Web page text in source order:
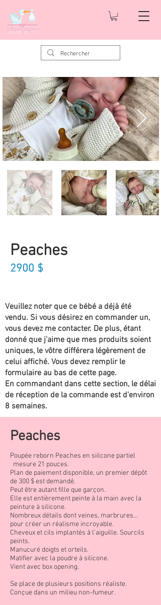
Peaches
2900 $
Veuillez noter que ce bébé a déjà été
vendu. Si vous désirez en commander un,
vous devez me contacter. De plus, étant
donné que j'aime que mes produits soient
uniques, le vôtre différera légèrement de
celui affiché. Vous devez remplir le
formulaire au bas de cette page.
En commandant dans cette section, le délai
de réception de la commande est d'environ
8 semaines.
Peaches
Poupée reborn Peaches en siilcone partiel
mesure 21 pouces.
Plan de paiement disponible, un premier dépôt
de 300 $ est demandé.
Peut être autant fille que garçon.
Elle est entièrement peinte à la main avec la
peinture à silicone.
Nombreux détails dont veines, marbrures…
pour créer un réalisme incroyable.
Cheveux et cils implantés à l’aiguille. Sourcils
peints.
Manucuré doigts et orteils.
Matifier avec la poudre à silicone.
Vient avec box opening.
Se place de plusieurs positions réaliste.
Conçue dans un milieu non-fumeur.